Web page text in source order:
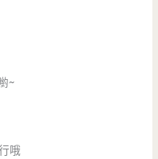
~
哦